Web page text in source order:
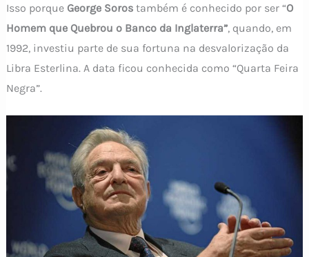
Isso porqueGeorge Soros também é conhecido por ser “O
Homem que Quebrou o Banco da Inglaterra”, quando, em
1992, investiu parte de sua fortuna na desvalorização da
Libra Esterlina. A data ficou conhecida como “Quarta Feira
Negra”.